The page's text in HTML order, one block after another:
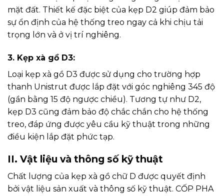
mặt đất. Thiết kế đặc biệt của kẹp D2 giúp đảm bảo
sự ổn định của hệ thống treo ngay cả khi chịu tải
trọng lớn và ở vị trí nghiêng.
3. Kẹp xà gồ D3:
Loại kẹp xà gồ D3 được sử dụng cho trường hợp
thanh Unistrut được lắp đặt với góc nghiêng 345 độ
(gần bằng 15 độ ngược chiều). Tương tự như D2,
kẹp D3 cũng đảm bảo độ chắc chắn cho hệ thống
treo, đáp ứng được yêu cầu kỹ thuật trong những
điều kiện lắp đặt phức tạp.
II. Vật liệu và thông số kỹ thuật
Chất lượng của kẹp xà gồ chữ D được quyết định
bởi vật liệu sản xuất và thông số kỹ thuật. CỐP PHA